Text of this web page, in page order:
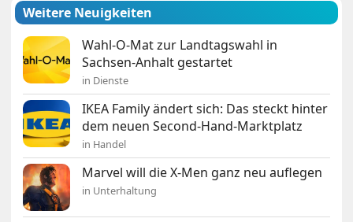
Weitere Neuigkeiten
Wahl-O-Mat zur Landtagswahl in
Sachsen-Anhalt gestartet
in Dienste
IKEA Family ändert sich: Das steckt hinter
dem neuen Second-Hand-Marktplatz
in Handel
Marvel will die X-Men ganz neu auflegen
in Unterhaltung